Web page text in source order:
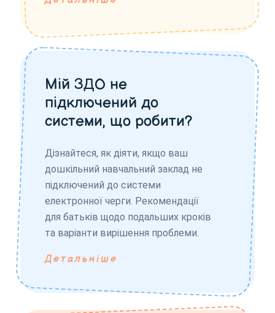
Мій ЗДО не
підключений до
системи, що робити?
Дізнайтеся, як діяти, якщо ваш
дошкільний навчальний заклад не
підключений до системи
електронної черги. Рекомендації
для батьків щодо подальших кроків
та варіанти вирішення проблеми.
Детальніше